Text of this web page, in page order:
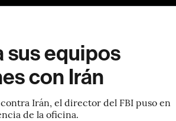
sus equipos
con Irán
Irán, el director del FBI puso en
de la oficina.